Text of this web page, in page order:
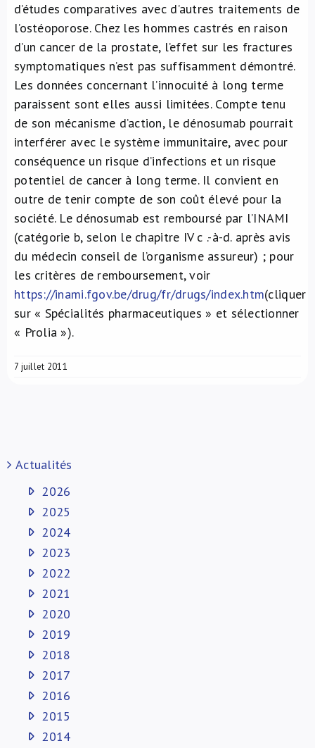
d’études comparatives avec d’autres traitements de
l’ostéoporose. Chez les hommes castrés en raison
d’un cancer de la prostate, l’effet sur les fractures
symptomatiques n’est pas suffisamment démontré.
Les données concernant l’innocuité à long terme
paraissent sont elles aussi limitées. Compte tenu
de son mécanisme d’action, le dénosumab pourrait
interférer avec le système immunitaire, avec pour
conséquence un risque d’infections et un risque
potentiel de cancer à long terme. Il convient en
outre de tenir compte de son coût élevé pour la
société. Le dénosumab est remboursé par l’INAMI
(catégorie b, selon le chapitre IV c .-à-d. après avis
du médecin conseil de l’organisme assureur) ; pour
les critères de remboursement, voir
https://inami.fgov.be/drug/fr/drugs/index.htm(cliquer
sur « Spécialités pharmaceutiques » et sélectionner
« Prolia »).
7 juillet 2011
Actualités
2026
2025
2024
2023
2022
2021
2020
2019
2018
2017
2016
2015
2014